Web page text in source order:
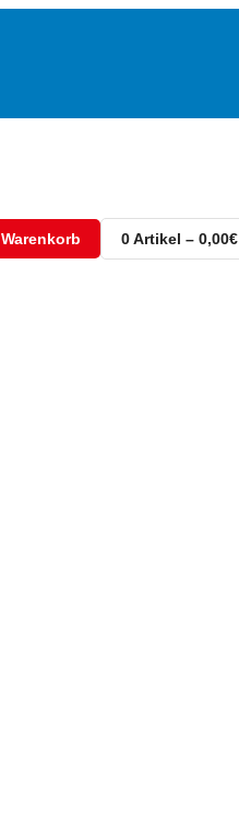
Warenkorb 0 Artikel – 0,00€